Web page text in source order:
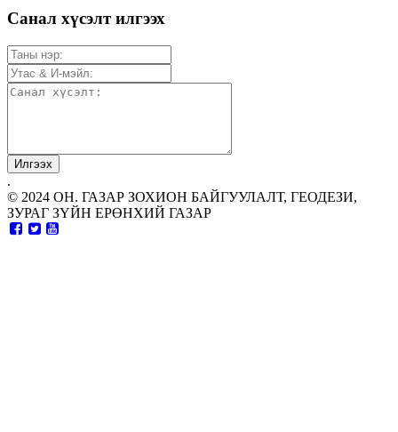
Санал хүсэлт илгээх
.
© 2024 ОН. ГАЗАР ЗОХИОН БАЙГУУЛАЛТ, ГЕОДЕЗИ,
ЗУРАГ ЗҮЙН ЕРӨНХИЙ ГАЗАР